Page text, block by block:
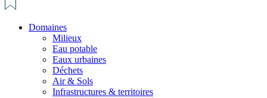
Domaines
Milieux
Eau potable
Eaux urbaines
Déchets
Air & Sols
Infrastructures & territoires